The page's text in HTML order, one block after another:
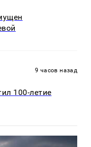
9 часов назад
100-летие